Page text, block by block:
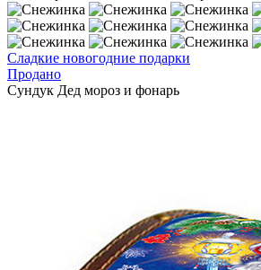
Сладкие новогодние подарки
Продано
Сундук Дед мороз и фонарь